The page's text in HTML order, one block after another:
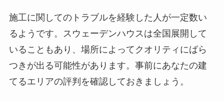
施工に関してのトラブルを経験した人が一定数い
るようです。スウェーデンハウスは全国展開して
いることもあり、場所によってクオリティにばら
つきが出る可能性があります。事前にあなたの建
てるエリアの評判を確認しておきましょう。